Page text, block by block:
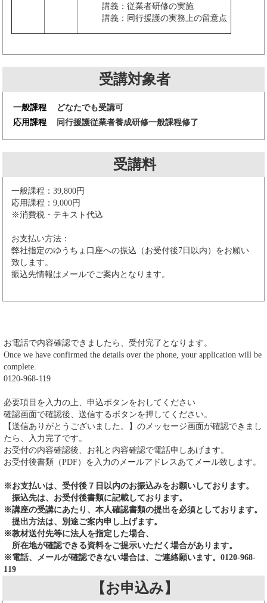
講義：従業者研修の実施
講義：同行援護の実務上の留意点
受講対象者
一般課程
どなたでも受講可
応用課程
同行援護従業者養成研修一般課程修了
受講料
一般課程：39,800円
応用課程：9,000円
※消費税・テキスト代込
お支払い方法：
弊社指定のゆうちょ口座への振込（お受付後7日以内）をお願い
致します。
振込先情報はメールでご案内となります。
お電話で内容確認できましたら、受付完了となります。
Once we have confirmed the details over the phone, your application will be
complete.
0120-968-119
必要項目を入力の上、申込ボタンをおしてください
確認画面で確認後、送信するボタンを押してください。
【送信ありがとうございました。】のメッセージ画面が確認できまし
たら、入力完了です。
お受付の内容確認後、お礼と内容確認で電話申しあげます。
お受付後書類（PDF）を入力のメールアドレスあてメール致します。
※お支払いは、受付後７日以内のお振込みをお願いしております。
振込先は、お受付後書類に記載しております。
※講座の受講にあたり、本人確認書類の提出を必須としております。
提出方法は、別途ご案内申し上げます。
※教材送付先等に法人を指定した場合、
所在地が確認できる資料をご提示いただく場合があります。
※電話、メールが確認できない場合は、ご連絡願います。0120-968-
119
【お申込み】